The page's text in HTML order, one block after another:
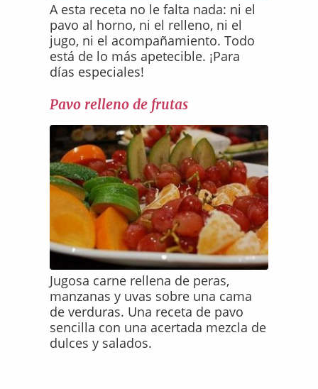
A esta receta no le falta nada: ni el
pavo al horno, ni el relleno, ni el
jugo, ni el acompañamiento. Todo
está de lo más apetecible. ¡Para
días especiales!
Pavo relleno de frutas
Jugosa carne rellena de peras,
manzanas y uvas sobre una cama
de verduras. Una receta de pavo
sencilla con una acertada mezcla de
dulces y salados.